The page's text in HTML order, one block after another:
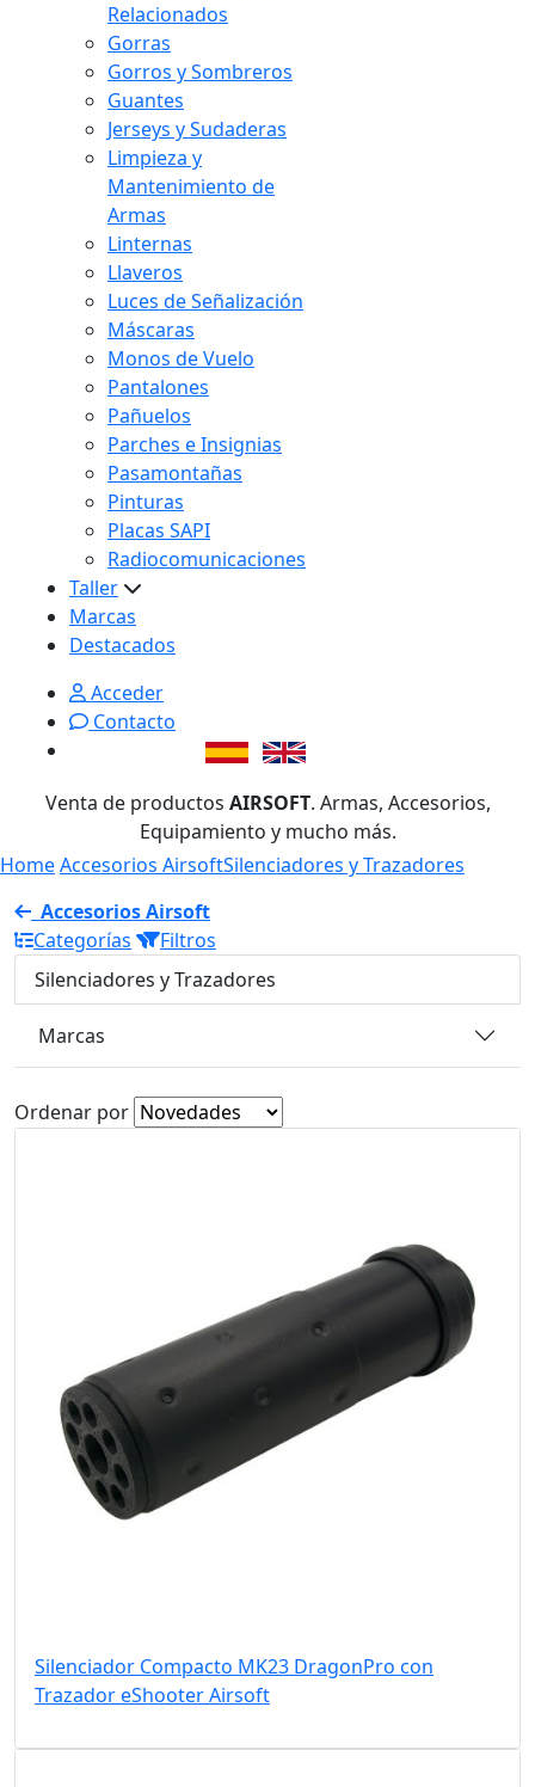
Relacionados
Gorras
Gorros y Sombreros
Guantes
Jerseys y Sudaderas
Limpieza y
Mantenimiento de
Armas
Linternas
Llaveros
Luces de Señalización
Máscaras
Monos de Vuelo
Pantalones
Pañuelos
Parches e Insignias
Pasamontañas
Pinturas
Placas SAPI
Radiocomunicaciones
Taller
Marcas
Destacados
Acceder
Contacto
Venta de productos AIRSOFT. Armas, Accesorios,
Equipamiento y mucho más.
HomeAccesorios AirsoftSilenciadores y Trazadores
Accesorios Airsoft
Categorías
Filtros
Silenciadores y Trazadores
Marcas
Ordenar por
Silenciador Compacto MK23 DragonPro con
Trazador eShooter Airsoft